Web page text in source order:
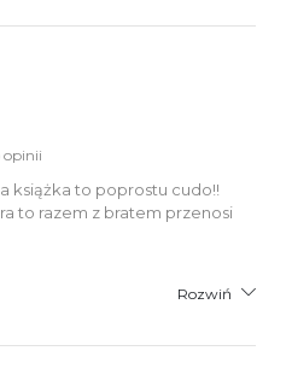
opinii
książka to poprostu cudo!!
to razem z bratem przenosi
Rozwiń